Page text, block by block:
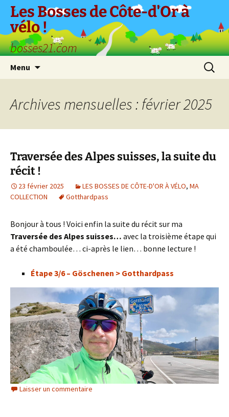
Aller
contenu
Les Bosses de Côte-d'Or à
vélo !
bosses21.com
Menu
Archives mensuelles : février 2025
Traversée des Alpes suisses, la suite du
récit !
23 février 2025 LES BOSSES DE CÔTE-D'OR À VÉLO, MA
COLLECTION
Gotthardpass
Bonjour à tous ! Voici enfin la suite du récit sur ma
Traversée des Alpes suisses… avec la troisième étape qui
a été chamboulée… ci-après le lien… bonne lecture !
Étape 3/6 – Göschenen > Gotthardpass
Laisser un commentaire